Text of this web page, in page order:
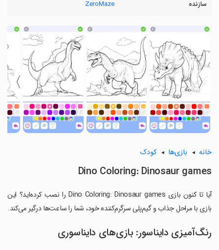
سازنده ZeroMaze
〈
〉
خانه بازی‌ها کودک
Dino Coloring: Dinosaur games
آیا تا کنون بازی Dino Coloring: Dinosaur games را نصب کرده‌اید؟ این
بازی با مراحل جذاب و گیم‌پلی سرگرم‌کننده خود، شما را ساعت‌ها درگیر می‌کند.
رنگ‌آمیزی دایناسور: بازی‌های دایناسوری